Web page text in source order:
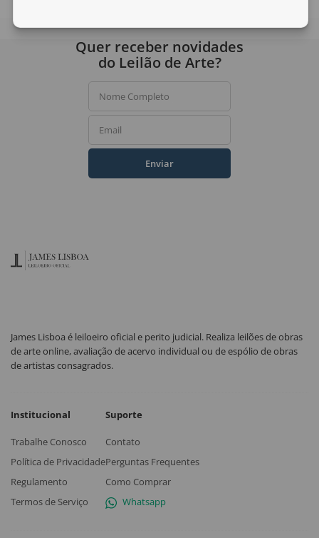
Quer receber novidades
do Leilão de Arte?
Nome Completo
Email
Enviar
James Lisboa é leiloeiro oficial e perito judicial. Realiza leilões de obras
de arte online, avaliação de acervo individual ou de espólio de obras
de artistas consagrados.
Institucional
Trabalhe Conosco
Política de Privacidade
Regulamento
Termos de Serviço
Suporte
Contato
Perguntas Frequentes
Como Comprar
Whatsapp